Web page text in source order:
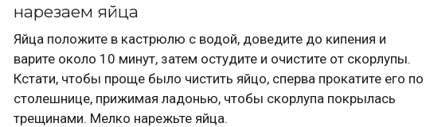
нарезаем яйца
Яйца положите в кастрюлю с водой, доведите до кипения и
варите около 10 минут, затем остудите и очистите от скорлупы.
Кстати, чтобы проще было чистить яйцо, сперва прокатите его по
столешнице, прижимая ладонью, чтобы скорлупа покрылась
трещинами. Мелко нарежьте яйца.